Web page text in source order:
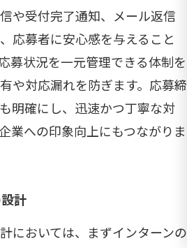
や受付完了通知、メール返信
応募者に安心感を与えること
募状況を一元管理できる体制を
や対応漏れを防ぎます。応募締
明確にし、迅速かつ丁寧な対
業への印象向上にもつながりま
計
においては、まずインターンの